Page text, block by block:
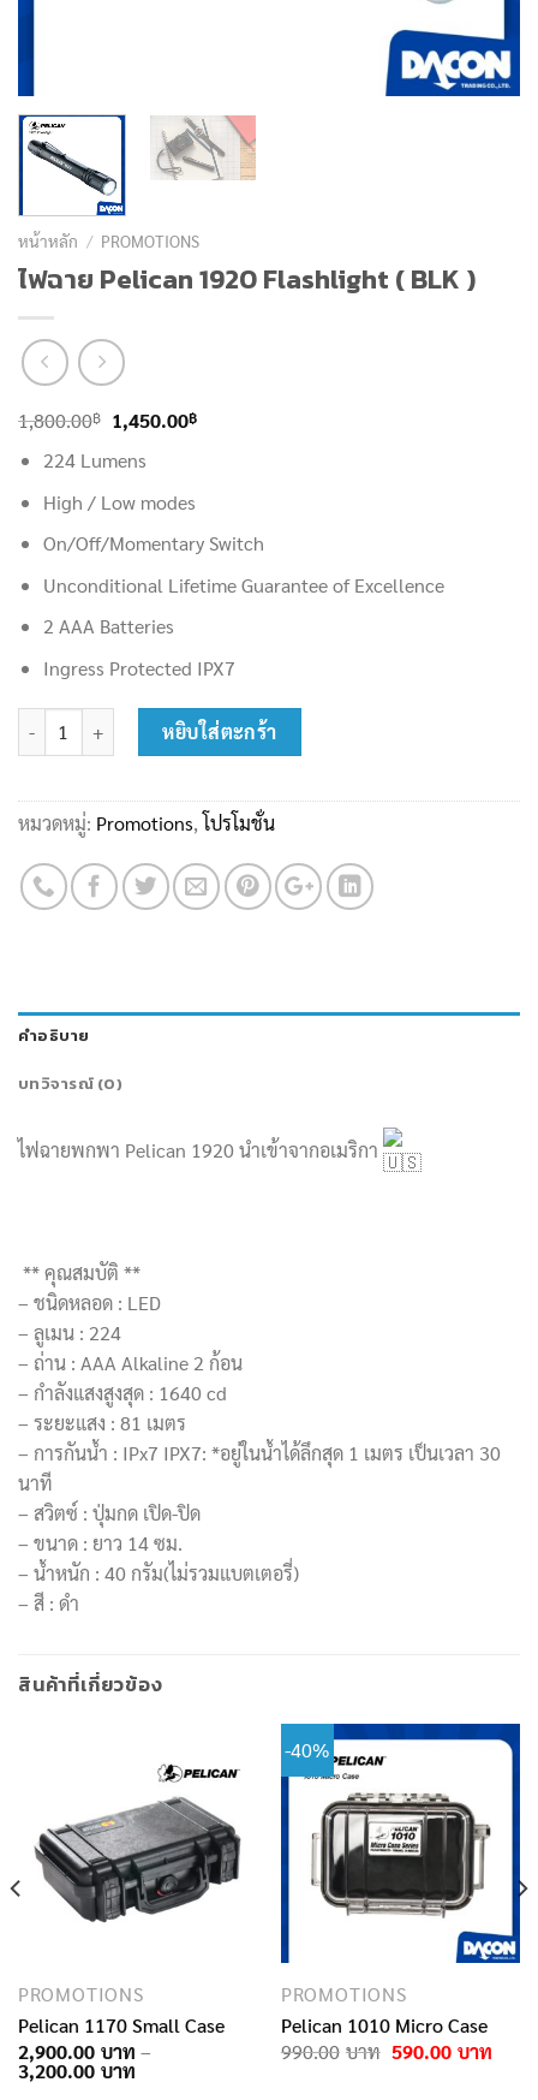
หน้าหลัก / PROMOTIONS
ไฟฉาย Pelican 1920 Flashlight ( BLK )
1,800.00฿
Original
1,800.00฿.
1,450.00฿Current
224 Lumens
High / Low modes
On/Off/Momentary Switch
Unconditional Lifetime Guarantee of Excellence
2 AAA Batteries
Ingress Protected IPX7
จำนวน ไฟฉาย Pelican 1920 Flashlight ( BLK ) ชิ้น
หยิบใส่ตะกร้า
หมวดหมู่: Promotions,โปรโมชั่น
คำอธิบาย
บทวิจารณ์ (0)
ไฟฉายพกพา Pelican 1920 นำเข้าจากอเมริกา
**คุณสมบัติ **
– ชนิดหลอด : LED
– ลูเมน : 224
– ถ่าน : AAA Alkaline 2 ก้อน
– กำลังแสงสูงสุด : 1640 cd
– ระยะแสง : 81 เมตร
– การกันน้ำ : IPx7 IPX7: *อยู่ในน้ำได้ลึกสุด 1 เมตร เป็นเวลา 30
นาที
– สวิตซ์ : ปุ่มกด เปิด-ปิด
– ขนาด : ยาว 14 ซม.
– น้ำหนัก : 40 กรัม(ไม่รวมแบตเตอรี่)
– สี : ดำ
สินค้าที่เกี่ยวข้อง
PROMOTIONS
Pelican 1170 Small Case
2,900.00
–
3,200.00 Price
-40%
PROMOTIONS
Pelican 1010 Micro Case
990.00
Original
590.00